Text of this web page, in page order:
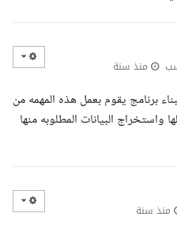
منذ سنة
برنامج يقوم بعمل هذه المهمه من
واستخراج البيانات المطلوبه منها
منذ سنة